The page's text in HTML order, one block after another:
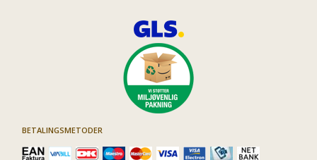
BETALINGSMETODER